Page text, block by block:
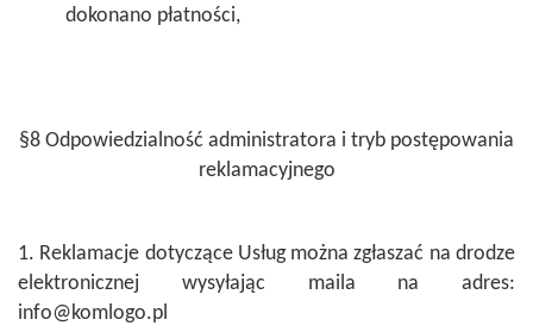
dokonano płatności,
§8 Odpowiedzialność administratora i tryb postępowania
reklamacyjnego
1. Reklamacje dotyczące Usług można zgłaszać na drodze
elektronicznej wysyłając maila na adres:
info@komlogo.pl